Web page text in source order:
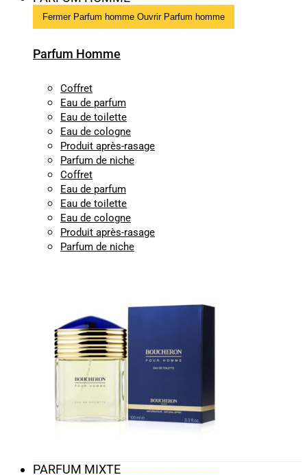
Fermer Parfum homme Ouvrir Parfum homme
Parfum Homme
Coffret
Eau de parfum
Eau de toilette
Eau de cologne
Produit après-rasage
Parfum de niche
Coffret
Eau de parfum
Eau de toilette
Eau de cologne
Produit après-rasage
Parfum de niche
PARFUM MIXTE